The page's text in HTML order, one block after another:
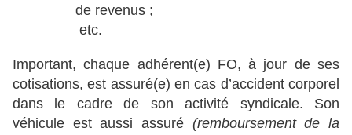
de revenus ;
etc.
Important, chaque adhérent(e) FO, à jour de ses
cotisations, est assuré(e) en cas d’accident corporel
dans le cadre de son activité syndicale. Son
véhicule est aussi assuré (remboursement de la